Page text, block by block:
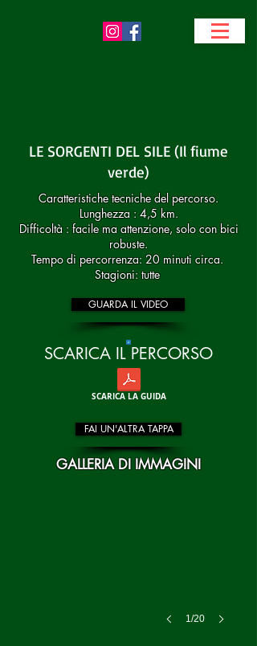
LE SORGENTI DEL SILE (Il fiume
verde)
Caratteristiche tecniche del percorso.
Lunghezza : 4,5 km.
Difficoltà : facile ma attenzione, solo con bici
robuste.
Tempo di percorrenza: 20 minuti circa.
Stagioni: tutte
GUARDA IL VIDEO
SCARICA IL PERCORSO
SCARICA LA GUIDA
FAI UN'ALTRA TAPPA
GALLERIA DI IMMAGINI
1/20